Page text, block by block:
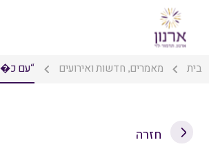
בית מאמרים, חדשות ואירועים “עם
חזרה